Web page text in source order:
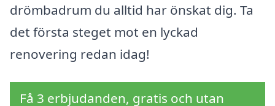
drömbadrum du alltid har önskat dig. Ta
det första steget mot en lyckad
renovering redan idag!
Få 3 erbjudanden, gratis och utan